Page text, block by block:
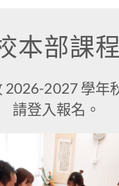
本部課程
2026-2027 學年
請登入報名。